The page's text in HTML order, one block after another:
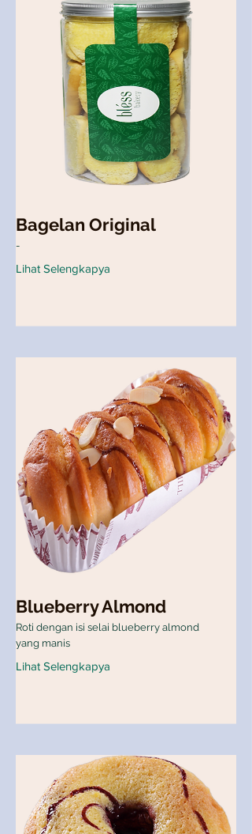
Bagelan Original
-
Lihat Selengkapya
Blueberry Almond
Roti dengan isi selai blueberry almond
yang manis
Lihat Selengkapya